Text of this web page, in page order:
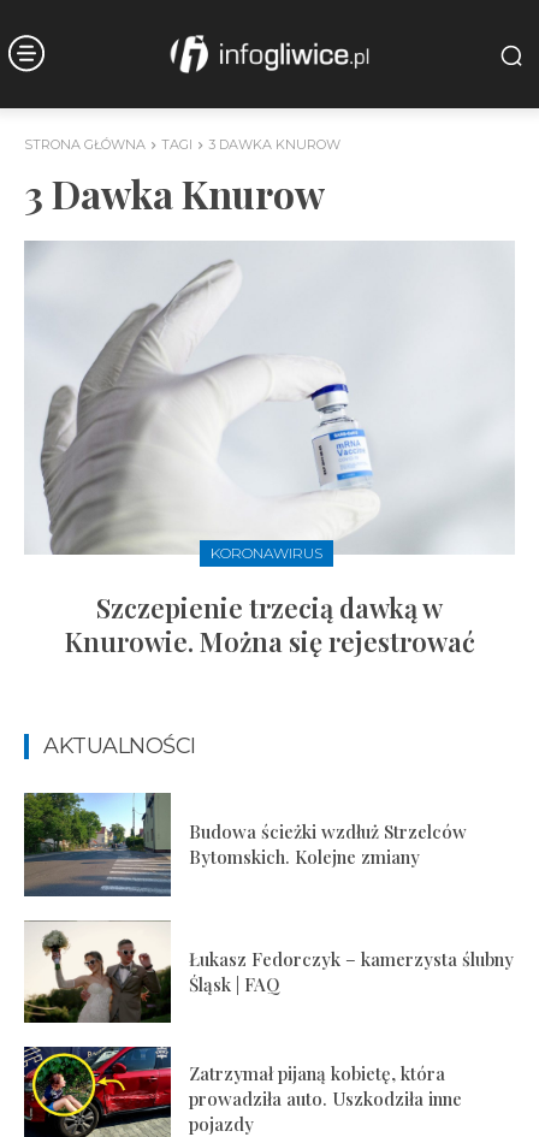
STRONA GŁÓWNA TAGI 3 DAWKA KNUROW
3 Dawka Knurow
KORONAWIRUS
Szczepienie trzecią dawką w
Knurowie. Można się rejestrować
AKTUALNOŚCI
Budowa ścieżki wzdłuż Strzelców
Bytomskich. Kolejne zmiany
Łukasz Fedorczyk – kamerzysta ślubny
Śląsk | FAQ
Zatrzymał pijaną kobietę, która
prowadziła auto. Uszkodziła inne
pojazdy